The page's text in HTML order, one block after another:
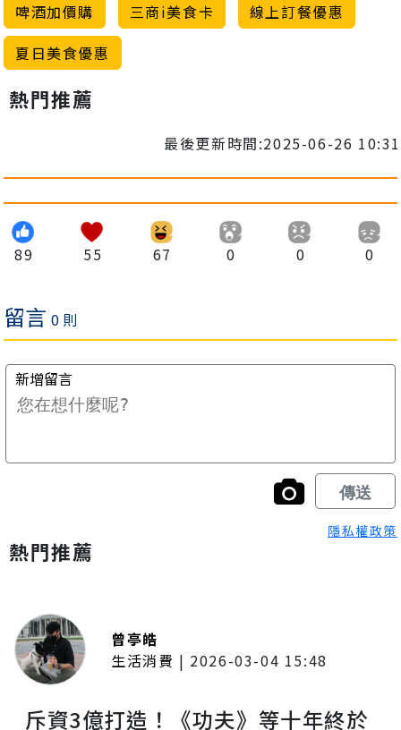
啤酒加價購
三商i美食卡
線上訂餐優惠
夏日美食優惠
熱門推薦
最後更新時間:2025-06-26 10:31
89 55 67 0 0 0
隱私權政策
熱門推薦
曾亭皓
生活消費 | 2026-03-04 15:48
斥資3億打造！《功夫》等十年終於